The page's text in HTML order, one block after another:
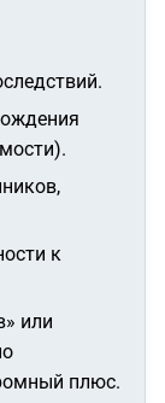
к
или
плюс.